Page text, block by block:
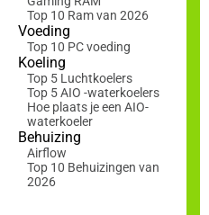
Top 10 Ram van 2026
Voeding
Top 10 PC voeding
Koeling
Top 5 Luchtkoelers
Top 5 AIO -waterkoelers
Hoe plaats je een AIO-
waterkoeler
Behuizing
Airflow
Top 10 Behuizingen van
2026